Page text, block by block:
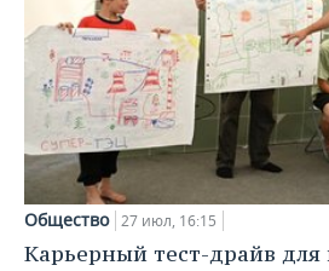
Общество 27 июл, 16:15
Карьерный тест-драйв